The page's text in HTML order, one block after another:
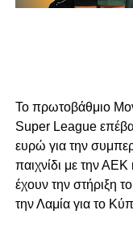
Το πρωτοβάθμιο
Super League
ευρώ για την
παιχνίδι με την
έχουν την στήριξη
την Λαμία για το